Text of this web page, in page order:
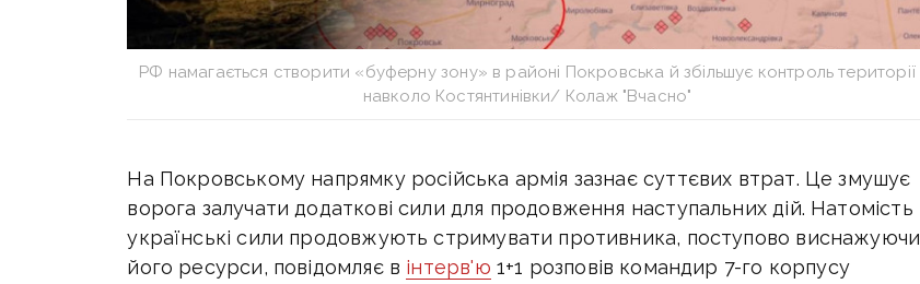
РФ намагається створити «буферну зону» в районі Покровська й збільшує контроль території
навколо Костянтинівки/ Колаж "Вчасно"
На Покровському напрямку російська армія зазнає суттєвих втрат. Це змушує
ворога залучати додаткові сили для продовження наступальних дій. Натомість
українські сили продовжують стримувати противника, поступово виснажуючи
його ресурси, повідомляє в інтерв'ю 1+1 розповів командир 7-го корпусу